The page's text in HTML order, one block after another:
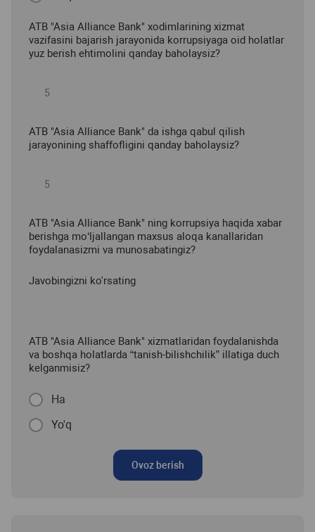
ATB "Asia Alliance Bank" xodimlarining xizmat
vazifasini bajarish jarayonida korrupsiyaga oid holatlar
yuz berish ehtimolini qanday baholaysiz?
ATB "Asia Alliance Bank" da ishga qabul qilish
jarayonining shaffofligini qanday baholaysiz?
ATB "Asia Alliance Bank" ning korrupsiya haqida xabar
berishga mo‘ljallangan maxsus aloqa kanallaridan
foydalanasizmi va munosabatingiz?
Javobingizni ko'rsating
ATB "Asia Alliance Bank" xizmatlaridan foydalanishda
va boshqa holatlarda “tanish-bilishchilik” illatiga duch
kelganmisiz?
Ha
Yo'q
Ovoz berish